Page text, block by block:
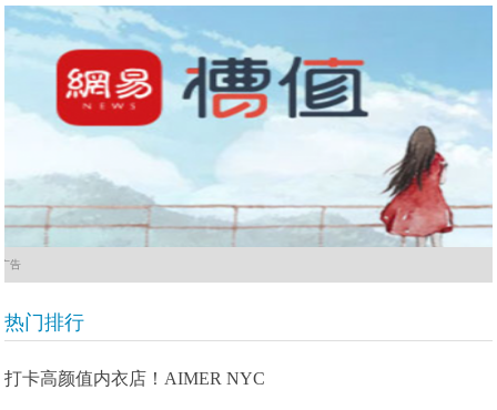
广告
热门排行
打卡高颜值内衣店！AIMER NYC